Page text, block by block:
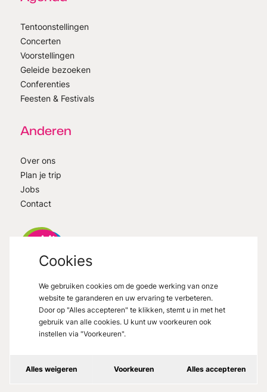
Tentoonstellingen
Concerten
Voorstellingen
Geleide bezoeken
Conferenties
Feesten & Festivals
Anderen
Over ons
Plan je trip
Jobs
Contact
VisitMons2026- All right reserved
Grand Place 27, 7000 Mons
Cookies
We gebruiken cookies om de goede werking van onze
website te garanderen en uw ervaring te verbeteren.
Door op "Alles accepteren" te klikken, stemt u in met het
gebruik van alle cookies. U kunt uw voorkeuren ook
instellen via "Voorkeuren".
Alles weigeren Voorkeuren Alles accepteren